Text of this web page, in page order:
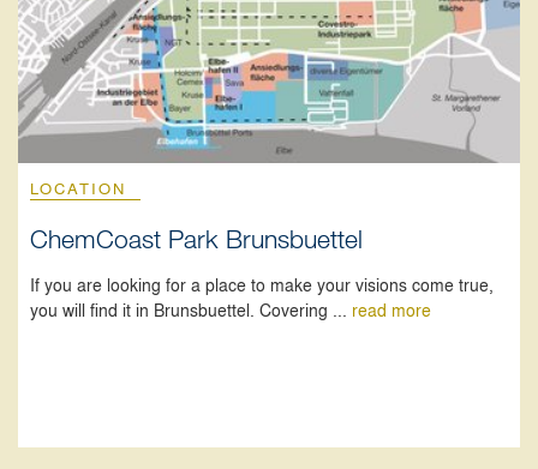
LOCATION
ChemCoast Park Brunsbuettel
If you are looking for a place to make your visions come true,
you will find it in Brunsbuettel. Covering ... read more